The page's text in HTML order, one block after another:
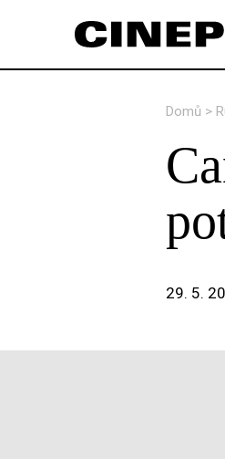
Domů >
29. 5.